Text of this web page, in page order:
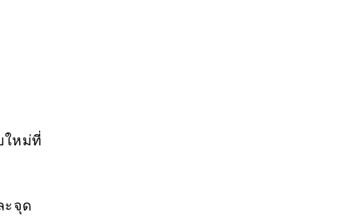
ใหม่ที่
ะจุด